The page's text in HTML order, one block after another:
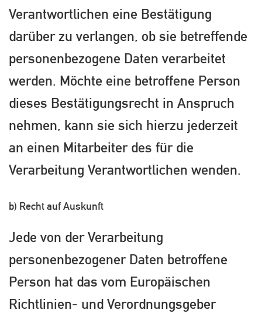
Verantwortlichen eine Bestätigung
darüber zu verlangen, ob sie betreffende
personenbezogene Daten verarbeitet
werden. Möchte eine betroffene Person
dieses Bestätigungsrecht in Anspruch
nehmen, kann sie sich hierzu jederzeit
an einen Mitarbeiter des für die
Verarbeitung Verantwortlichen wenden.
b) Recht auf Auskunft
Jede von der Verarbeitung
personenbezogener Daten betroffene
Person hat das vom Europäischen
Richtlinien- und Verordnungsgeber